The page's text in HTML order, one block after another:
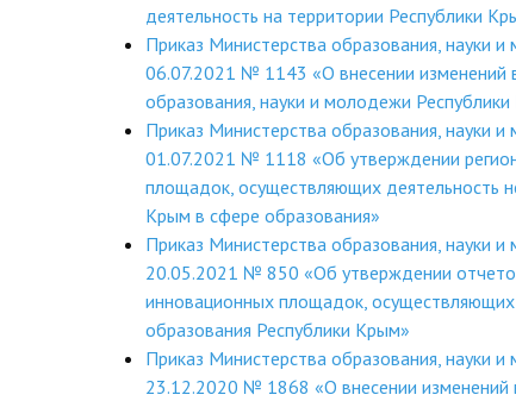
деятельность на территории Республики
Приказ Министерства образования, науки
06.07.2021 № 1143 «О внесении изменений
образования, науки и молодежи
Приказ Министерства образования, науки
01.07.2021 № 1118 «Об утверждении
площадок, осуществляющих деятельность
Крым в сфере образования»
Приказ Министерства образования, науки
20.05.2021 № 850 «Об утверждении
инновационных площадок, осуществляющих
образования Республики Крым»
Приказ Министерства образования, науки
23.12.2020 № 1868 «О внесении изменений